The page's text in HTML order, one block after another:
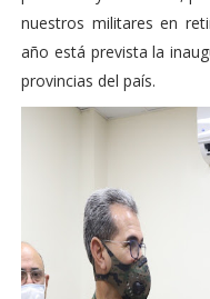
nuestros militares en
año está prevista la
provincias del país.